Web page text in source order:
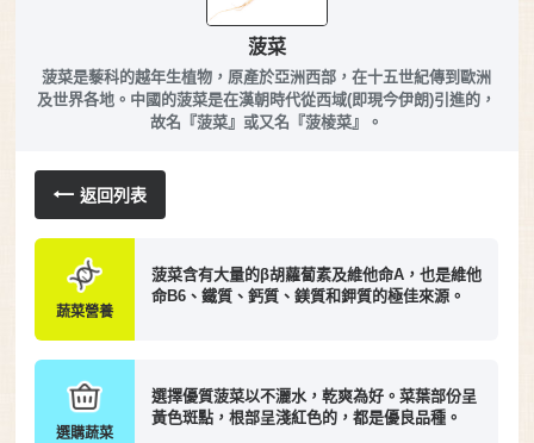
菠菜
菠菜是藜科的越年生植物，原產於亞洲西部，在十五世紀傳到歐洲
及世界各地。中國的菠菜是在漢朝時代從西域(即現今伊朗)引進的，
故名『菠菜』或又名『菠棱菜』。
返回列表
蔬菜營養
菠菜含有大量的β胡蘿蔔素及維他命A，也是維他
命B6、鐵質、鈣質、鎂質和鉀質的極佳來源。
選購蔬菜
選擇優質菠菜以不灑水，乾爽為好。菜葉部份呈
黃色斑點，根部呈淺紅色的，都是優良品種。